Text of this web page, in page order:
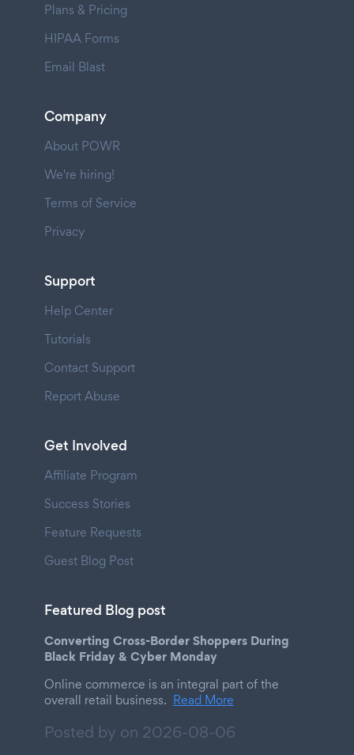
Plans & Pricing
HIPAA Forms
Email Blast
Company
About POWR
We're hiring!
Terms of Service
Privacy
Support
Help Center
Tutorials
Contact Support
Report Abuse
Get Involved
Affiliate Program
Success Stories
Feature Requests
Guest Blog Post
Featured Blog post
Converting Cross-Border Shoppers During
Black Friday & Cyber Monday
Online commerce is an integral part of the
overall retail business. Read More
Posted by on 2026-08-06